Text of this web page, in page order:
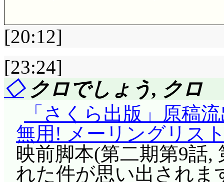
ョウ(違) 下の数詞は守
確認していないんで
な。食料・酸素が無
すJUICE, 成長したね
ねえ(^^;;; 「キクは博
ゅー。恋愛感情がキ
っきりしませんけど
で, 科学はキクちゃん
った, これまでそんな
いうことですね。ま
戦いではないでしょ
めでしょうが(違)
アイキャッチの絵が
一巡?
クラウスのシルヴァ
タチアナ。「その瞬
評価……☆☆☆☆(前回
ファミレスの苺フェ
ミレスって何でファ
なる所でしょ(著違)
外食自体ほとんどし
[20:12]
[23:24]
◇クロでしょう, クロ
「さくら出版」原稿
無用! メーリングリス
映前脚本(第二期第9話,
れた件が思い出されま